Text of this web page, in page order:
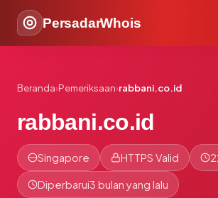
PersadarWhois
Beranda›Pemeriksaan›rabbani.co.id
rabbani.co.id
Singapore HTTPS Valid
Diperbarui3 bulan yang lalu